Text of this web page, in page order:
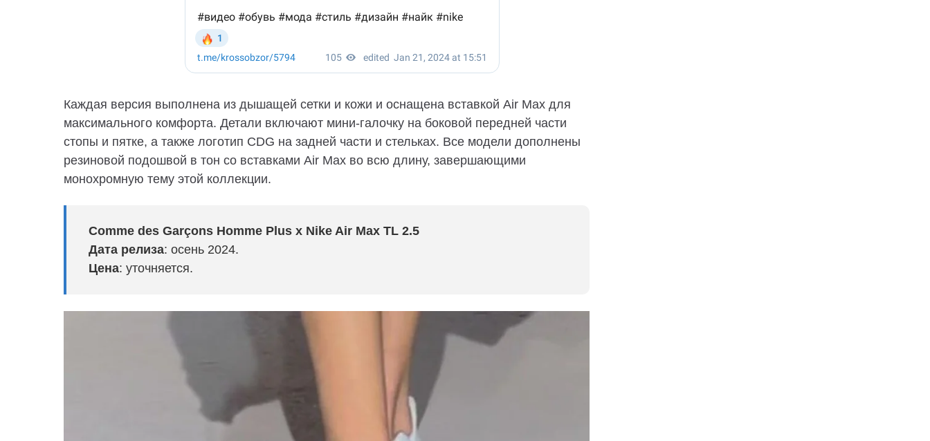
Каждая версия выполнена из дышащей сетки и кожи и оснащена вставкой Air Max для
максимального комфорта. Детали включают мини-галочку на боковой передней части
стопы и пятке, а также логотип CDG на задней части и стельках. Все модели дополнены
резиновой подошвой в тон со вставками Air Max во всю длину, завершающими
монохромную тему этой коллекции.
Comme des Garçons Homme Plus x Nike Air Max TL 2.5
Дата релиза: осень 2024.
Цена: уточняется.